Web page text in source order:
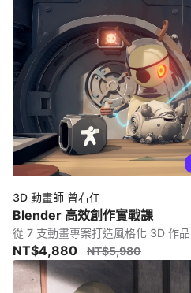
3D 動畫師 曾右任
Blender 高效創作實戰課
從 7 支動畫專案打造風格化 3D 作品
NT$4,880 NT$5,980